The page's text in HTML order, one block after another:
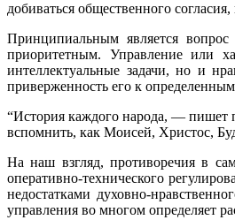
добиваться общественного
Принципиальным является
приоритетным. Управление или
интеллектуальные задачи, но и
приверженность его к
“История каждого народа, — пишет
вспомнить, как Моисей, Христос,
На наш взгляд, противоречия в
оперативно-технического
недостатками духовно-
управления во многом определяет